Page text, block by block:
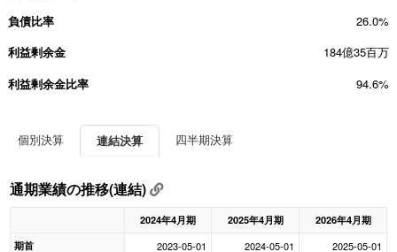
負債比率
26.0%
利益剰余金
184億35百万
利益剰余金比率
94.6%
個別決算 連結決算 四半期決算
通期業績の推移(連結)
2024年4月期 2025年4月期
2026年4月期
期首
2023-05-01 2024-05-01 2025-05-01